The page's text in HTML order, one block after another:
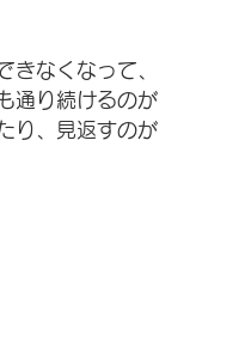
なくなって、
通り続けるのが
り、見返すのが